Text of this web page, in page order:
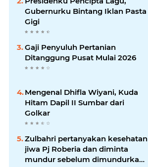
Gubernurku Bintang Iklan Pasta
Gigi
Gaji Penyuluh Pertanian
Ditanggung Pusat Mulai 2026
Mengenal Dhifla Wiyani, Kuda
Hitam Dapil II Sumbar dari
Golkar
Zulbahri pertanyakan kesehatan
jiwa Pj Roberia dan diminta
mundur sebelum dimundurkan